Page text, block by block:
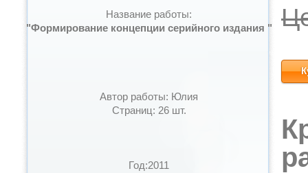
Название работы:
"Формирование концепции серийного издания "
Автор работы: Юлия
Страниц: 26 шт.
Год:2011